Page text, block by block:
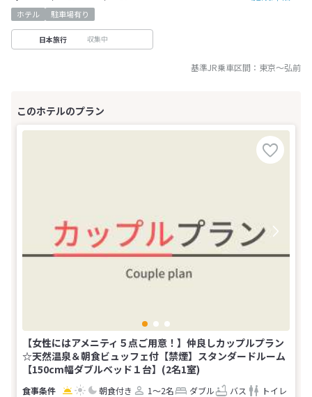
ホテル 駐車場有り
日本旅行 収集中
基準JR乗車区間： 東京～弘前
【女性にはアメニティ５点ご用意！】仲良しカップルプラン
☆天然温泉＆朝食ビュッフェ付【禁煙】スタンダードルーム
【150cm幅ダブルベッド１台】(2名1室)
朝食付き 1～2名 ダブル バス
トイレ